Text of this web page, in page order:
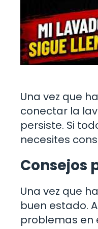
Una vez que
conectar la
persiste. Si
necesites
Consejos
Una vez que
buen estado.
problemas en